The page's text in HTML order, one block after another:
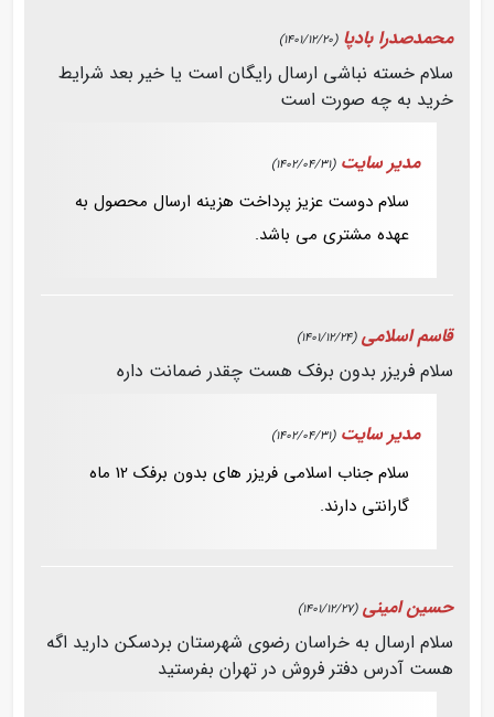
محمدصدرا بادپا (1401/12/20)
سلام خسته نباشی ارسال رایگان است یا خیر بعد شرایط
خرید به چه صورت است
مدیر سایت (1402/04/31)
سلام دوست عزیز پرداخت هزینه ارسال محصول به
عهده مشتری می باشد.
قاسم اسلامی (1401/12/24)
سلام فریزر بدون برفک هست چقدر ضمانت داره
مدیر سایت (1402/04/31)
سلام جناب اسلامی فریزر های بدون برفک 12 ماه
گارانتی دارند.
حسین امینی (1401/12/27)
سلام ارسال به خراسان رضوی شهرستان بردسکن دارید اگه
هست آدرس دفتر فروش در تهران بفرستید